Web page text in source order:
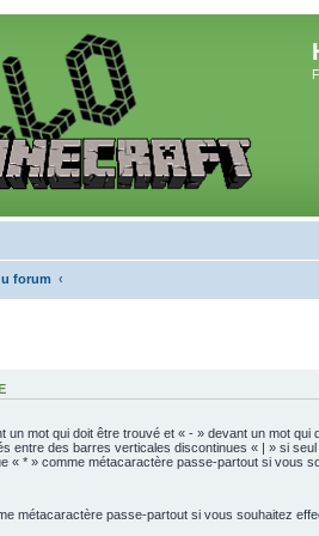
forum
un mot qui doit être trouvé et « - » devant un mot qui
entre des barres verticales discontinues « | » si
« * » comme métacaractère passe-partout si vous
métacaractère passe-partout si vous souhaitez